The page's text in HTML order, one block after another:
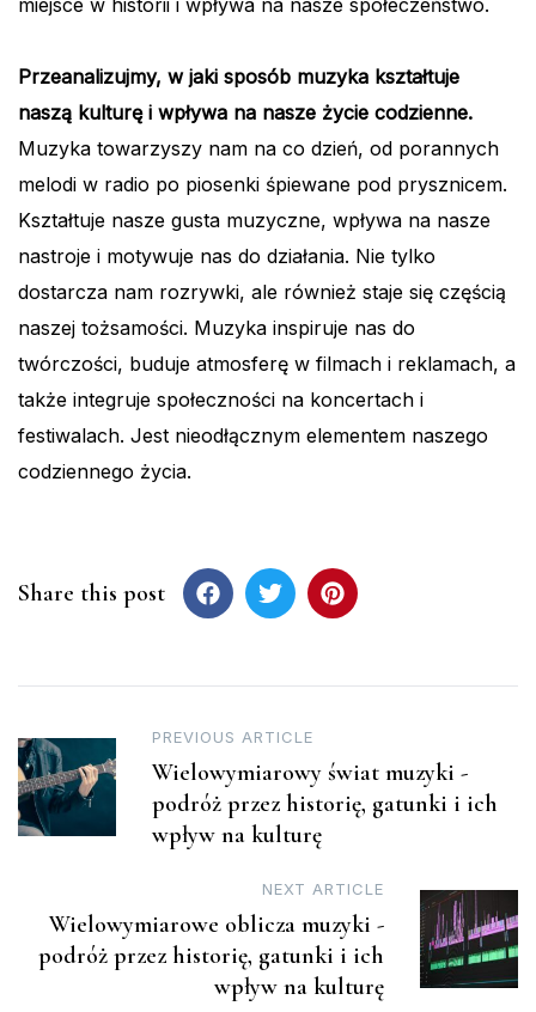
miejsce w historii i wpływa na nasze społeczeństwo.
Przeanalizujmy, w jaki sposób muzyka kształtuje
naszą kulturę i wpływa na nasze życie codzienne.
Muzyka towarzyszy nam na co dzień, od porannych
melodi w radio po piosenki śpiewane pod prysznicem.
Kształtuje nasze gusta muzyczne, wpływa na nasze
nastroje i motywuje nas do działania. Nie tylko
dostarcza nam rozrywki, ale również staje się częścią
naszej tożsamości. Muzyka inspiruje nas do
twórczości, buduje atmosferę w filmach i reklamach, a
także integruje społeczności na koncertach i
festiwalach. Jest nieodłącznym elementem naszego
codziennego życia.
Share this post
Post
navigation
PREVIOUS ARTICLE
Wielowymiarowy świat muzyki -
podróż przez historię, gatunki i ich
wpływ na kulturę
NEXT ARTICLE
Wielowymiarowe oblicza muzyki -
podróż przez historię, gatunki i ich
wpływ na kulturę